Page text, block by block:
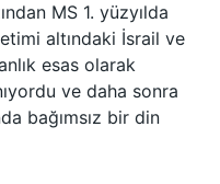
MS 1. yüzyılda
altındaki İsrail ve
esas olarak
ve daha sonra
bağımsız bir din